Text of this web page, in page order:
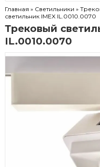
Главная » Светильники »
светильник IMEX IL.0010.0070
Трековый
IL.0010.0070